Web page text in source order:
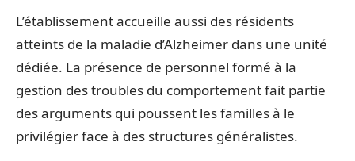
L’établissement accueille aussi des résidents
atteints de la maladie d’Alzheimer dans une unité
dédiée. La présence de personnel formé à la
gestion des troubles du comportement fait partie
des arguments qui poussent les familles à le
privilégier face à des structures généralistes.